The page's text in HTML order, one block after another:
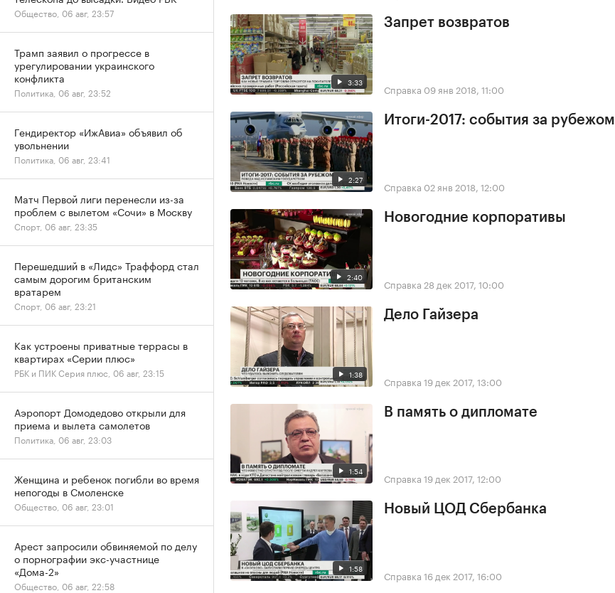
3:33
Запрет возвратов
Справка 09 янв 2018, 11:00
2:27
Итоги-2017: события за рубежом
Справка 02 янв 2018, 12:00
2:40
Новогодние корпоративы
Справка 28 дек 2017, 10:00
1:38
Дело Гайзера
Справка 19 дек 2017, 13:00
1:54
В память о дипломате
Справка 19 дек 2017, 12:00
1:58
Новый ЦОД Сбербанка
Справка 16 дек 2017, 16:00
Общество, 06 авг, 23:57
Трамп заявил о прогрессе в
урегулировании украинского
конфликта
Политика, 06 авг, 23:52
Гендиректор «ИжАвиа» объявил об
увольнении
Политика, 06 авг, 23:41
Матч Первой лиги перенесли из-за
проблем с вылетом «Сочи» в Москву
Спорт, 06 авг, 23:35
Перешедший в «Лидс» Траффорд стал
самым дорогим британским
вратарем
Спорт, 06 авг, 23:21
Как устроены приватные террасы в
квартирах «Серии плюс»
РБК и ПИК Серия плюс, 06 авг, 23:15
Аэропорт Домодедово открыли для
приема и вылета самолетов
Политика, 06 авг, 23:03
Женщина и ребенок погибли во время
непогоды в Смоленске
Общество, 06 авг, 23:01
Арест запросили обвиняемой по делу
о порнографии экс-участнице
«Дома-2»
Общество, 06 авг, 22:58